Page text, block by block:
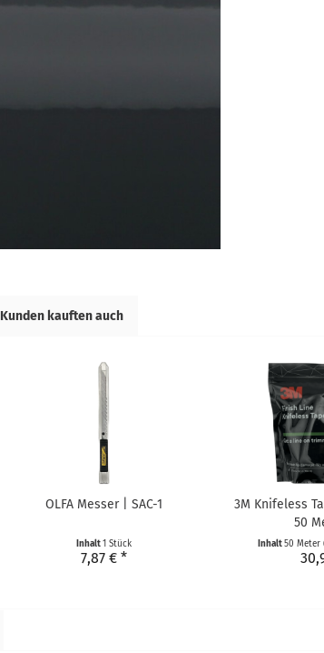
Kunden kauften auch
OLFA Messer | SAC-1
Inhalt1 Stück
7,87 € *
3M Knifeless
50
Inhalt50 Meter